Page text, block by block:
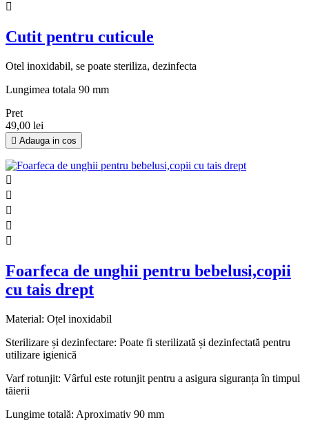

Cutit pentru cuticule
Otel inoxidabil, se poate steriliza, dezinfecta
Lungimea totala 90 mm
Pret
49,00 lei
 Adauga in cos





Foarfeca de unghii pentru bebelusi,copii
cu tais drept
Material: Oțel inoxidabil
Sterilizare și dezinfectare: Poate fi sterilizată și dezinfectată pentru
utilizare igienică
Varf rotunjit: Vârful este rotunjit pentru a asigura siguranța în timpul
tăierii
Lungime totală: Aproximativ 90 mm